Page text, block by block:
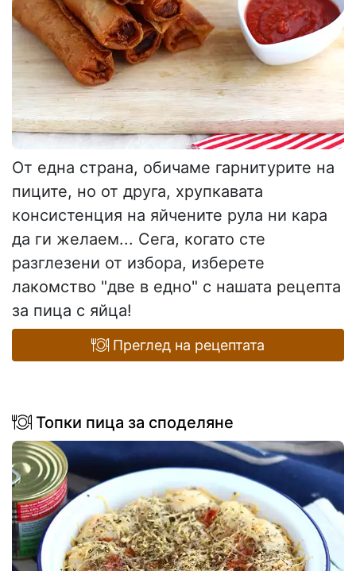
От една страна, обичаме гарнитурите на
пиците, но от друга, хрупкавата
консистенция на яйчените рула ни кара
да ги желаем... Сега, когато сте
разглезени от избора, изберете
лакомство "две в едно" с нашата рецепта
за пица с яйца!
Преглед на рецептата
Топки пица за споделяне